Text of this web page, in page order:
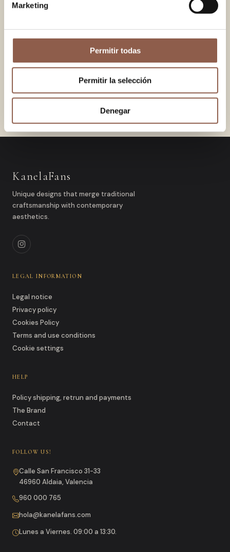
Marketing
Permitir todas
Permitir la selección
Denegar
65.00 EUR
79.00 EUR
60.00 EUR
65.00 EUR
VEGA
KanelaFans
Unique designs that merge traditional
craftsmanship with contemporary
aesthetics.
LEGAL INFORMATION
Legal notice
Privacy policy
Cookies Policy
Terms and use conditions
Cookie settings
HELP
Policy shipping, retrun and payments
The Brand
Contact
FOLLOW US!
Calle San Francisco 31-33
46960 Aldaia, Valencia
960 000 765
hola@kanelafans.com
Lunes a Viernes. 09:00 a 13:30.